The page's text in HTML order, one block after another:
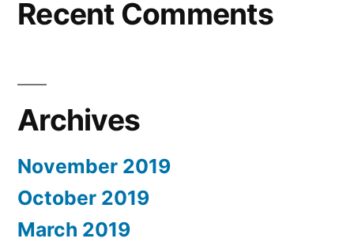
Recent Comments
Archives
November 2019
October 2019
March 2019